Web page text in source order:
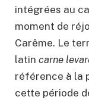
intégrées au
moment de
Carême. Le
latin carne
référence à la
cette période